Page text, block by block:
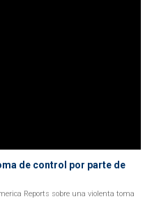
de control por parte de
Reports sobre una violenta toma